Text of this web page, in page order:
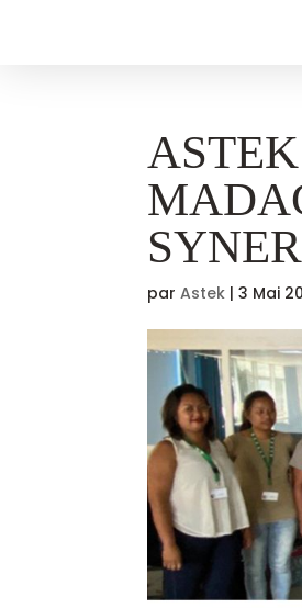
parAstek |3 Mai